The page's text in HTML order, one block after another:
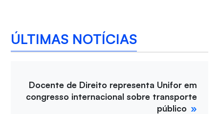
ÚLTIMAS NOTÍCIAS
Docente de Direito representa Unifor em
congresso internacional sobre transporte
público